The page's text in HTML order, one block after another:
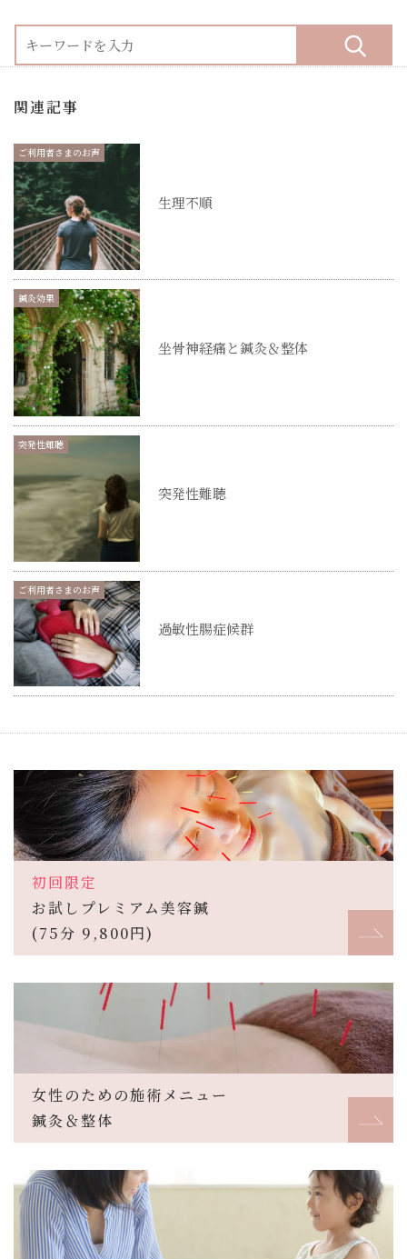
関連記事
ご利用者さまのお声
生理不順
鍼灸効果
坐骨神経痛と鍼灸＆整体
突発性難聴
突発性難聴
ご利用者さまのお声
過敏性腸症候群
初回限定
お試しプレミアム美容鍼
(75分 9,800円)
女性のための施術メニュー
鍼灸＆整体